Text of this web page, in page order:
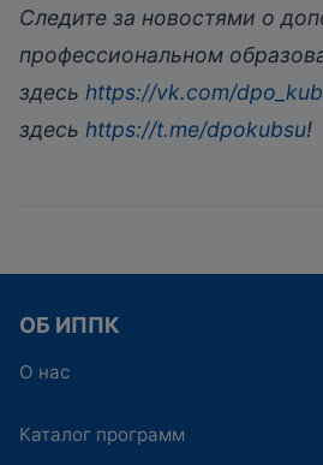
Следите за новостями о
профессиональном
здесь https://vk.com/
здесь https://t.me/dpokubsu!
ОБ ИППК
О нас
Каталог программ